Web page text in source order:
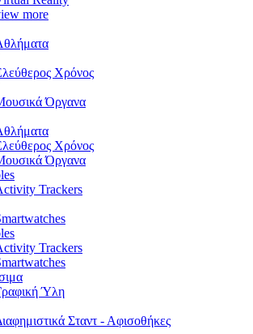
more
Χρόνος
Όργανα
Χρόνος
Όργανα
Trackers
Trackers
Ύλη
Σταντ - Αφισοθήκες